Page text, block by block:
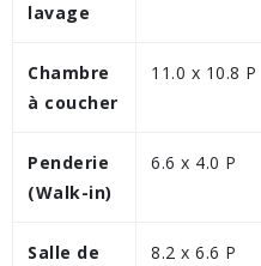
lavage
Chambre
à coucher
11.0 x 10.8 P
Penderie
(Walk-in)
6.6 x 4.0 P
Salle de
8.2 x 6.6 P